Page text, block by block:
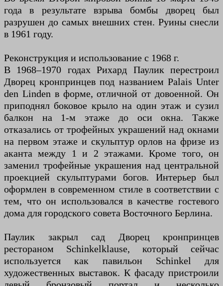
года в результате взрыва бомбы дворец был
разрушен до самых внешних стен. Руины снесли
в 1961 году.
Реконструкция и использование с 1968 г.
В 1968–1970 годах Рихард Паулик перестроил
Дворец кронпринцев под названием Palais Unter
den Linden в форме, отличной от довоенной. Он
приподнял боковое крыло на один этаж и сузил
балкон на 1-м этаже до оси окна. Также
отказались от трофейных украшений над окнами
на первом этаже и скульптур орлов на фризе из
аканта между 1 и 2 этажами. Кроме того, он
заменил трофейные украшения над центральной
проекцией скульптурами богов. Интерьер был
оформлен в современном стиле в соответствии с
тем, что он использовался в качестве гостевого
дома для городского совета Восточного Берлина.
Паулик закрыл сад Дворец кронпринцев
рестораном Schinkelklause, который сейчас
используется как павильон Schinkel для
художественных выставок. К фасаду пристроили